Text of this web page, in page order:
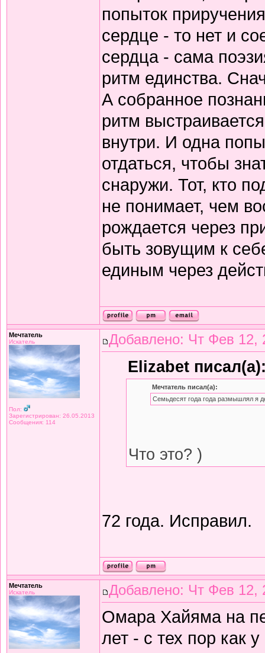
попыток
сердце - то нет и
сердца - сама
ритм единства.
А собранное
ритм
внутри. И одна
отдаться, чтобы
снаружи. Тот, кто
не понимает, чем
рождается через
быть зовущим к
единым через
Мечтатель
Искатель
Пол:
Зарегистрирован: 26.05.2013
Сообщения: 114
Добавлено: Чт Фев 12,
Elizabet
Мечтатель писал(а):
Семьдесят года года размышлял я
Что это? )
72 года. Исправил.
Мечтатель
Искатель Добавлено: Чт Фев 12,
Омара Хайяма на
лет - с тех пор как